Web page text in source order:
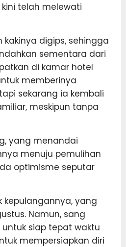
telah melewati
digips, sehingga
sementara dari
di kamar hotel
memberinya
sekarang ia kembali
meskipun tanpa
yang menandai
menuju pemulihan
optimisme seputar
kepulangannya, yang
Namun, sang
siap tepat waktu
mempersiapkan diri